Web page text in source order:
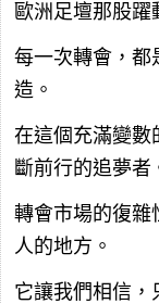
歐洲足壇那股躍
每一次轉會，都
造。
在這個充滿變數
斷前行的追夢者
轉會市場的復雜
人的地方。
它讓我們相信，